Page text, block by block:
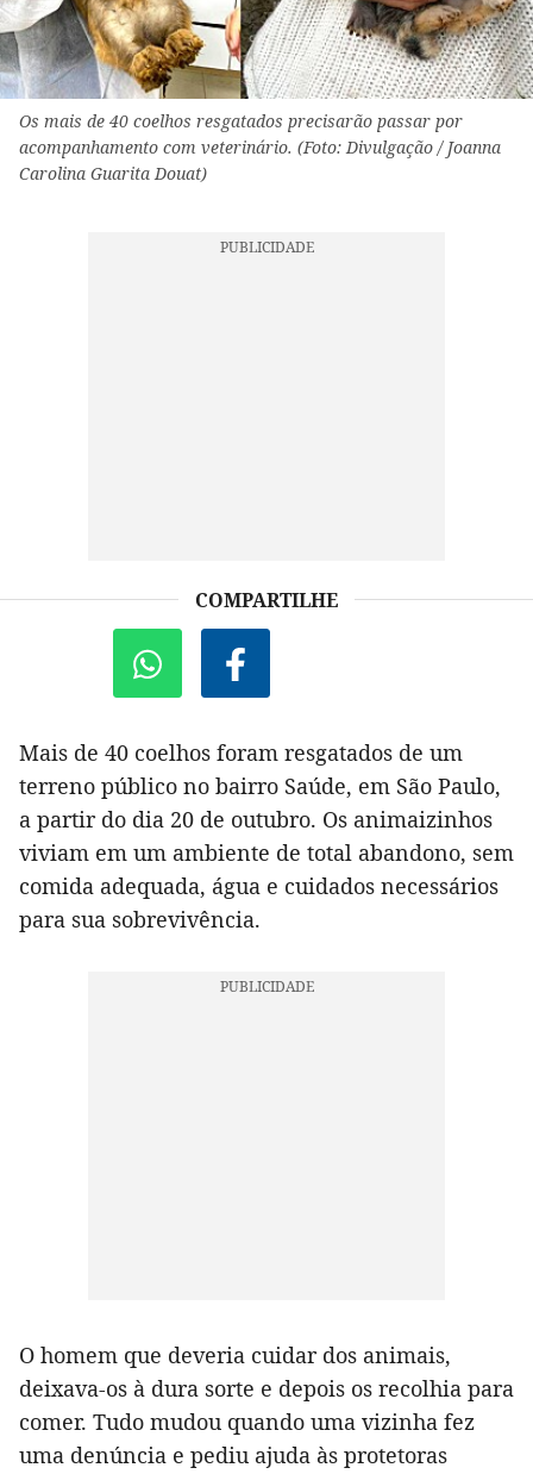
Os mais de 40 coelhos resgatados precisarão passar por
acompanhamento com veterinário. (Foto: Divulgação / Joanna
Carolina Guarita Douat)
COMPARTILHE
Mais de 40 coelhos foram resgatados de um
terreno público no bairro Saúde, em São Paulo,
a partir do dia 20 de outubro. Os animaizinhos
viviam em um ambiente de total abandono, sem
comida adequada, água e cuidados necessários
para sua sobrevivência.
O homem que deveria cuidar dos animais,
deixava-os à dura sorte e depois os recolhia para
comer. Tudo mudou quando uma vizinha fez
uma denúncia e pediu ajuda às protetoras